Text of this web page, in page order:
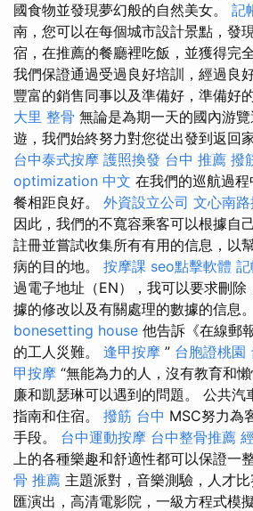
國食物並發現夢幻般的自然美女。 記
南，您可以在每個城市設計景點，發
宿，在推薦的餐廳裡吃飯，並獲得完
我們保證通過受過良好培訓，經過良
豐富的銷售同事以及準備好，準備好
大里 整骨 無論是為期一天的國內游
遊，我們始終努力對您從出發到返回
台中泰式按摩 護照換發 台中 推薦 撥
optimization 中文 在我們的巡航過
餐相距良好。 外資設立公司 文心南
因此，我們的不寬容乘客可以根據自
註冊並嘗試收集所有有用的信息，以
病的目的地。 按摩課 seo點擊軟體
過電子地址（EN），我可以要求刪除
據的修改以及有關處理的數據的信息。
bonesetting house 他告訴《在線郵
的工人災難。 逢甲按摩 ” 台胞證桃園
甲按摩 “無能為力的人，沒有教育和
廉和凱瑟琳可以遇到的問題。 公共汽
指南和住宿。 撥筋 台中 MSC努力為
手段。 台中運動按摩 台中整骨推薦
上的各種樂趣和舒適性都可以保證一
骨 推薦 主題派對，音樂測驗，人才
匯演出，高清電影院，一級方程式模